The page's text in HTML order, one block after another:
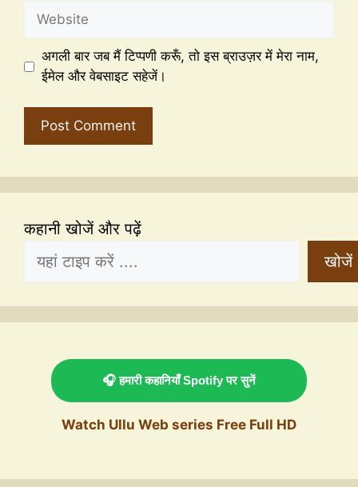
अगली बार जब मैं टिप्पणी करूँ, तो इस ब्राउज़र में मेरा नाम,
ईमेल और वेबसाइट सहेजें।
कहानी खोजें और पढ़ें
खोजें
🎧 हमारी कहानियाँ Spotify पर सुनें
Watch Ullu Web series Free Full HD